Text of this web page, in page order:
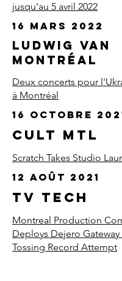
jusqu'au 5 avril 2022
16 mars 2022
Ludwig Van
Montréal
Deux concerts pour
à Montréal
16 octobre
CULT MTL
Scratch Takes Studio
12 août 2021
TV TECH
Montreal Production
Deploys Dejero
Tossing Record Attempt